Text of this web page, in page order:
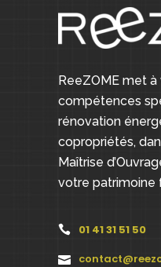
ReeZOME met
compétences
rénovation
copropriétés,
Maîtrise
votre patrimoine
01 41 31 51 50